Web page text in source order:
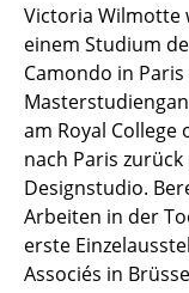
Schreibtische
Sekretäre &
Stehtische &
Kindertische
Gartentische
Victoria Wilmotte
einem Studium
Camondo in
am Royal College
nach Paris
Designstudio.
Arbeiten in der
erste
Associés in